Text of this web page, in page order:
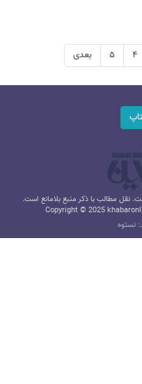
۴ ۵ بعدی
نقل مطالب با ذکر منبع بلامانع است.
Copyright © 2025
نستوه